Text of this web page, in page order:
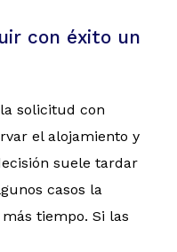
con éxito un
solicitud con
el alojamiento y
suele tardar
casos la
tiempo. Si las